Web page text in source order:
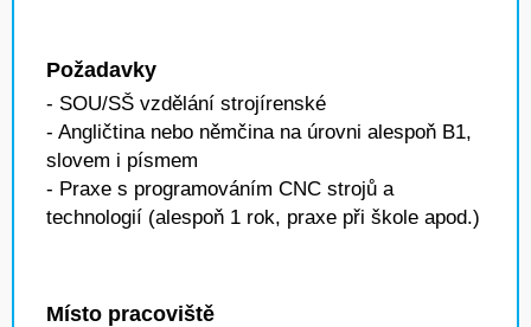
Požadavky
- SOU/SŠ vzdělání strojírenské
- Angličtina nebo němčina na úrovni alespoň B1,
slovem i písmem
- Praxe s programováním CNC strojů a
technologií (alespoň 1 rok, praxe při škole apod.)
Místo pracoviště